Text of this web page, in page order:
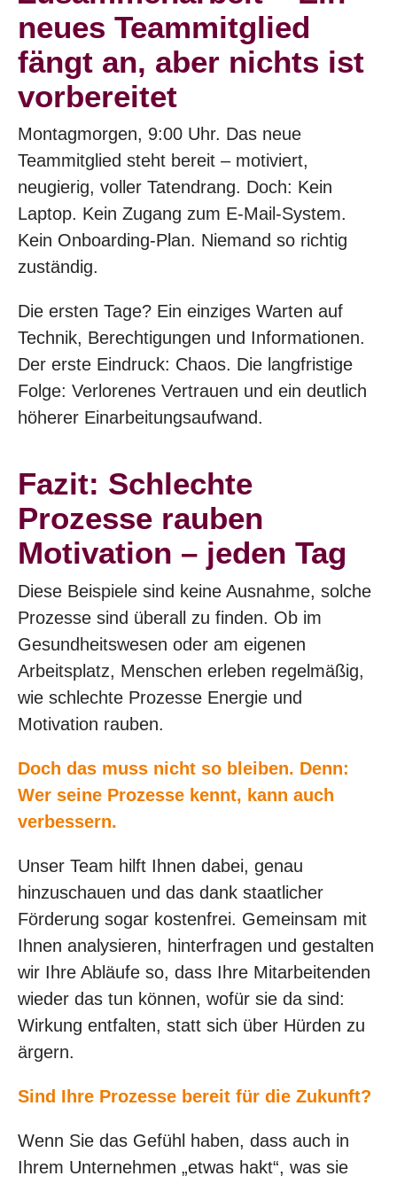
neues Teammitglied
fängt an, aber nichts ist
vorbereitet
Montagmorgen, 9:00 Uhr. Das neue
Teammitglied steht bereit – motiviert,
neugierig, voller Tatendrang. Doch: Kein
Laptop. Kein Zugang zum E-Mail-System.
Kein Onboarding-Plan. Niemand so richtig
zuständig.
Die ersten Tage? Ein einziges Warten auf
Technik, Berechtigungen und Informationen.
Der erste Eindruck: Chaos. Die langfristige
Folge: Verlorenes Vertrauen und ein deutlich
höherer Einarbeitungsaufwand.
Fazit: Schlechte
Prozesse rauben
Motivation – jeden Tag
Diese Beispiele sind keine Ausnahme, solche
Prozesse sind überall zu finden. Ob im
Gesundheitswesen oder am eigenen
Arbeitsplatz, Menschen erleben regelmäßig,
wie schlechte Prozesse Energie und
Motivation rauben.
Doch das muss nicht so bleiben. Denn:
Wer seine Prozesse kennt, kann auch
verbessern.
Unser Team hilft Ihnen dabei, genau
hinzuschauen und das dank staatlicher
Förderung sogar kostenfrei. Gemeinsam mit
Ihnen analysieren, hinterfragen und gestalten
wir Ihre Abläufe so, dass Ihre Mitarbeitenden
wieder das tun können, wofür sie da sind:
Wirkung entfalten, statt sich über Hürden zu
ärgern.
Sind Ihre Prozesse bereit für die Zukunft?
Wenn Sie das Gefühl haben, dass auch in
Ihrem Unternehmen „etwas hakt“, was sie